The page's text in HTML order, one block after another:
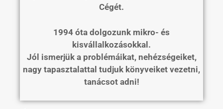
Cégét.
1994 óta dolgozunk mikro- és
kisvállalkozásokkal.
Jól ismerjük a problémáikat, nehézségeiket,
nagy tapasztalattal tudjuk könyveiket vezetni,
tanácsot adni!